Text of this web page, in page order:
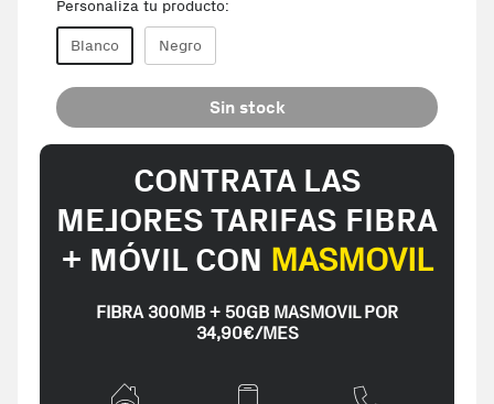
Personaliza tu producto:
Blanco Negro
Sin stock
CONTRATA LAS
MEJORES TARIFAS FIBRA
+ MÓVIL CON MASMOVIL
FIBRA 300MB + 50GB MASMOVIL POR
34,90€/MES